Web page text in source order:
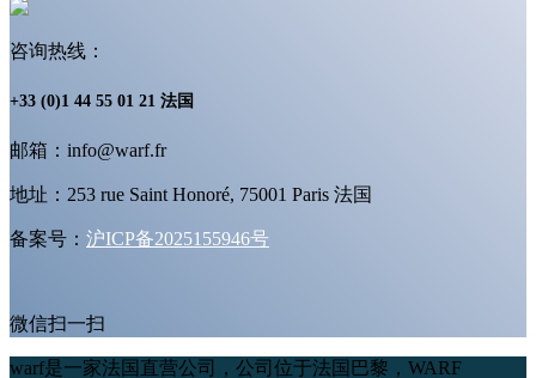
咨询热线：
+33 (0)1 44 55 01 21 法国
邮箱：info@warf.fr
地址：253 rue Saint Honoré, 75001 Paris 法国
备案号： 沪ICP备2025155946号
微信扫一扫
warf是一家法国直营公司，公司位于法国巴黎， WARF